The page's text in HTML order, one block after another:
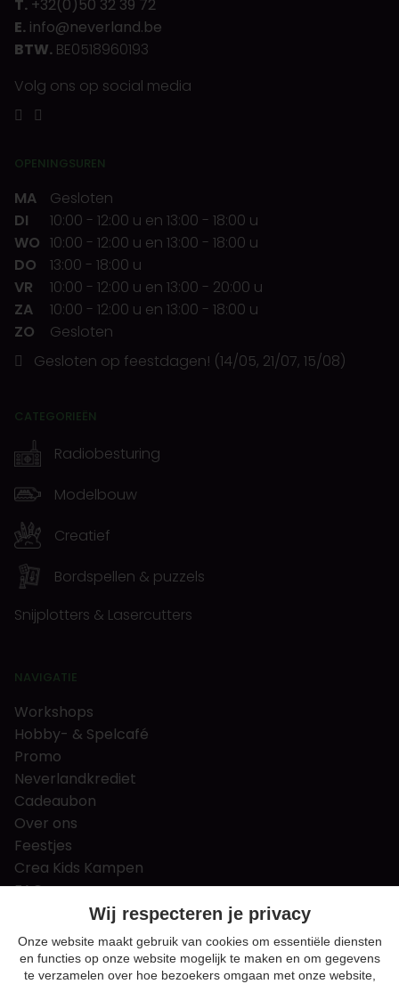
T. +32(0)50 32 39 72
E. info@neverland.be
BTW. BE0518960193
Volg ons op social media
OPENINGSUREN
MA
Gesloten
DI
10:00 - 12:00 u en 13:00 - 18:00 u
WO 10:00 - 12:00 u en 13:00 - 18:00 u
DO
13:00 - 18:00 u
VR
10:00 - 12:00 u en 13:00 - 20:00 u
ZA
10:00 - 12:00 u en 13:00 - 18:00 u
ZO
Gesloten
Gesloten op feestdagen! (14/05, 21/07, 15/08)
CATEGORIEËN
Radiobesturing
Modelbouw
Creatief
Bordspellen & puzzels
Snijplotters & Lasercutters
NAVIGATIE
Workshops
Hobby- & Spelcafé
Promo
Neverlandkrediet
Cadeaubon
Over ons
Feestjes
Crea Kids Kampen
FAQ
Tips & tricks
Contact
Nieuws & Vacatures
Wij respecteren je privacy
Onze website maakt gebruik van cookies om essentiële diensten
en functies op onze website mogelijk te maken en om gegevens
te verzamelen over hoe bezoekers omgaan met onze website,